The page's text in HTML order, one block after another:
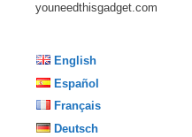
youneedthisgadget.com
English
Español
Français
Deutsch